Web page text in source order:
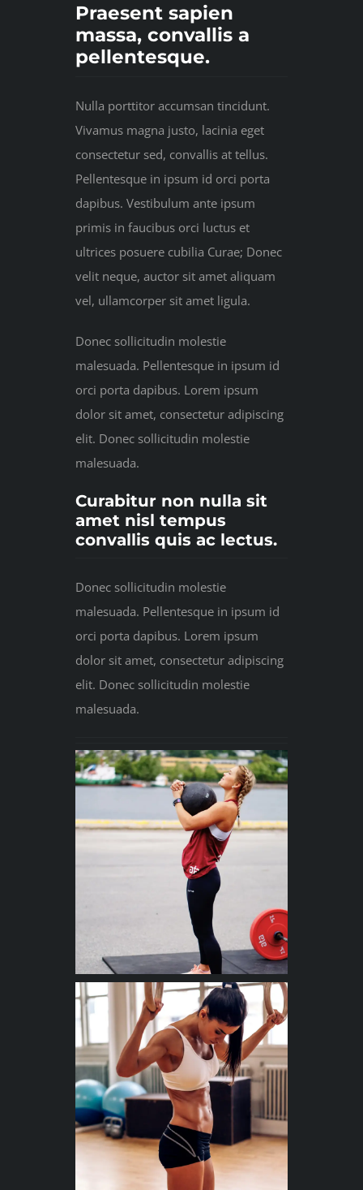
Praesent sapien
massa, convallis a
pellentesque.
Nulla porttitor accumsan tincidunt.
Vivamus magna justo, lacinia eget
consectetur sed, convallis at tellus.
Pellentesque in ipsum id orci porta
dapibus. Vestibulum ante ipsum
primis in faucibus orci luctus et
ultrices posuere cubilia Curae; Donec
velit neque, auctor sit amet aliquam
vel, ullamcorper sit amet ligula.
Donec sollicitudin molestie
malesuada. Pellentesque in ipsum id
orci porta dapibus. Lorem ipsum
dolor sit amet, consectetur adipiscing
elit. Donec sollicitudin molestie
malesuada.
Curabitur non nulla sit
amet nisl tempus
convallis quis ac lectus.
Donec sollicitudin molestie
malesuada. Pellentesque in ipsum id
orci porta dapibus. Lorem ipsum
dolor sit amet, consectetur adipiscing
elit. Donec sollicitudin molestie
malesuada.